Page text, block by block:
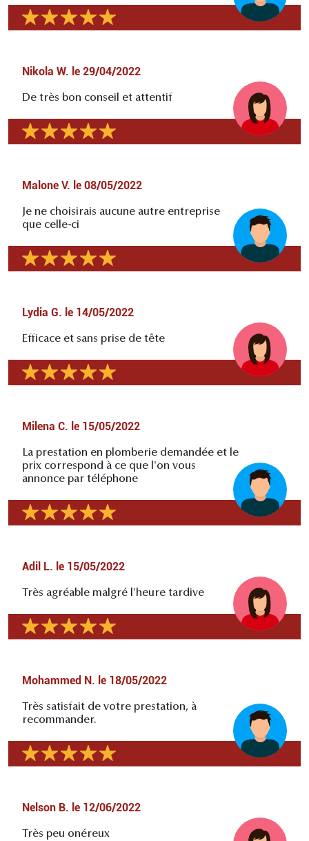
Nikola W. le 29/04/2022
De très bon conseil et attentif
Malone V. le 08/05/2022
Je ne choisirais aucune autre entreprise
que celle-ci
Lydia G. le 14/05/2022
Efficace et sans prise de tête
Milena C. le 15/05/2022
La prestation en plomberie demandée et le
prix correspond à ce que l'on vous
annonce par téléphone
Adil L. le 15/05/2022
Très agréable malgré l'heure tardive
Mohammed N. le 18/05/2022
Très satisfait de votre prestation, à
recommander.
Nelson B. le 12/06/2022
Très peu onéreux